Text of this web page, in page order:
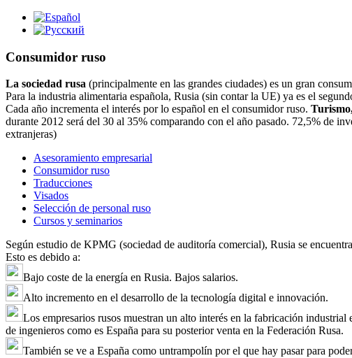
Consumidor ruso
La sociedad rusa (principalmente en las grandes ciudades) es un gran
Para la industria alimentaria española, Rusia (sin contar la UE) ya es el
Cada año incrementa el interés por lo español en el consumidor ruso.
durante 2012 será del 30 al 35% comparando con el año pasado. 72,5% de
extranjeras)
Asesoramiento empresarial
Consumidor ruso
Traducciones
Visados
Selección de personal ruso
Cursos y seminarios
Según estudio de KPMG (sociedad de auditoría comercial), Rusia se
Esto es debido a:
Bajo coste de la energía en Rusia. Bajos salarios.
Alto incremento en el desarrollo de la tecnología digital e innovación.
Los empresarios rusos muestran un alto interés en la fabricación
de ingenieros como es España para su posterior venta en la Federación Rusa.
También se ve a España como untrampolín por el que hay pasar para